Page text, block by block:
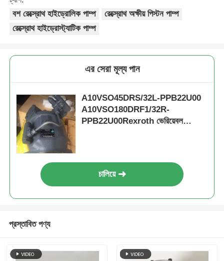
বশ রেক্স্রোথ হাইড্রোলিক পাম্প
রেক্স্রোথ অক্ষীয় পিস্টন পাম্প
রেক্স্রোথ হাইড্রোস্ট্যাটিক পাম্প
এর সেরা মূল্য পান
A10VSO45DRS/32L-PPB22U00
A10VSO180DRF1/32R-
PPB22U00Rexroth ভেরিয়েবল
চালিয়ে
প্রস্তাবিত পণ্য